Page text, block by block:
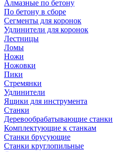
Алмазные по бетону
По бетону в сборе
Сегменты для коронок
Удлинители для коронок
Лестницы
Ломы
Ножи
Ножовки
Пики
Стремянки
Удлинители
Ящики для инструмента
Станки
Деревообрабатывающие станки
Комплектующие к станкам
Станки брусующие
Станки круглопильные